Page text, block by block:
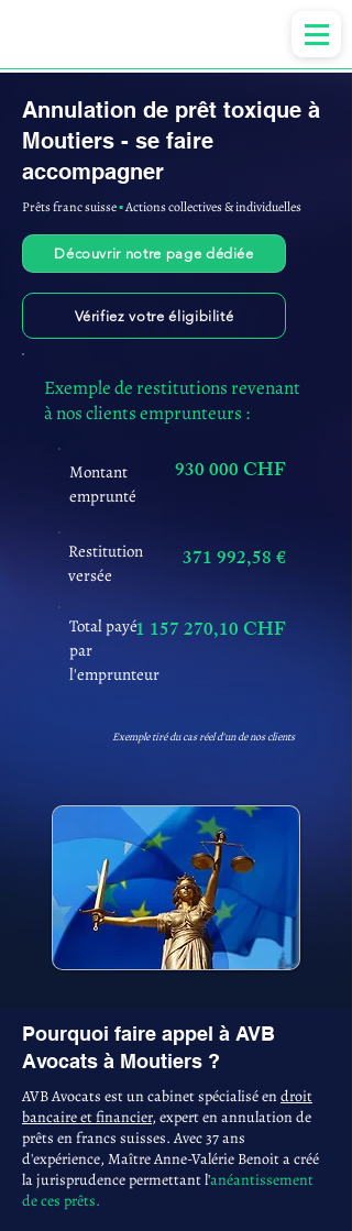
Annulation de prêt toxique à
Moutiers - se faire
accompagner
Prêts franc suisse▪︎Actions collectives & individuelles
Découvrir notre page dédiée
Vérifiez votre éligibilité
Exemple de restitutions revenant
à nos clients emprunteurs :
Montant
emprunté
930 000 CHF
Restitution
versée
371 992,58 €
Total payé
par
l'emprunteur
1 157 270,10 CHF
Exemple tiré du cas réel d'un de nos clients
Pourquoi faire appel à AVB
Avocats à Moutiers ?
AVB Avocats est un cabinet spécialisé endroit
bancaire et financier, expert en annulation de
prêts en francs suisses. Avec 37 ans
d'expérience, Maître Anne-Valérie Benoit a créé
la jurisprudence permettant l'anéantissement
de ces prêts.